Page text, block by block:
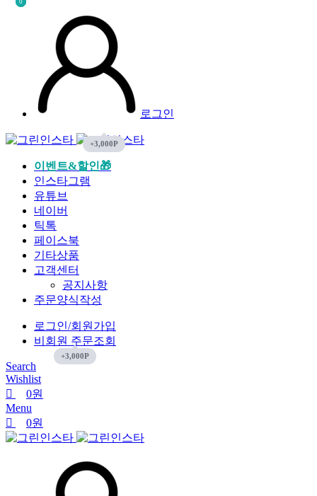
로그인
이벤트&할인🎁
인스타그램
유튜브
네이버
틱톡
페이스북
기타상품
고객센터
공지사항
주문양식작성
로그인/회원가입
비회원 주문조회
Search
Wishlist
0
0원
Menu
0
0원